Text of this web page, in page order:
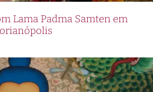
Lama Padma Samten em